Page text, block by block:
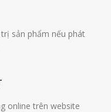
sản phẩm nếu phát
online trên website